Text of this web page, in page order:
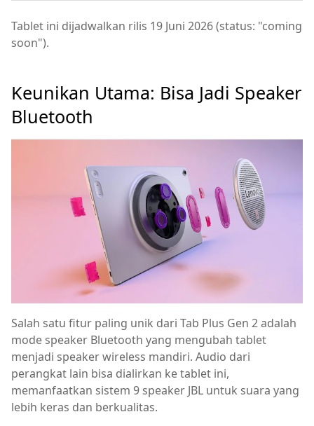
Tablet ini dijadwalkan rilis 19 Juni 2026 (status: "coming
soon").
Keunikan Utama: Bisa Jadi Speaker
Bluetooth
Salah satu fitur paling unik dari Tab Plus Gen 2 adalah
mode speaker Bluetooth yang mengubah tablet
menjadi speaker wireless mandiri. Audio dari
perangkat lain bisa dialirkan ke tablet ini,
memanfaatkan sistem 9 speaker JBL untuk suara yang
lebih keras dan berkualitas.